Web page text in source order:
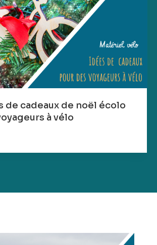
de cadeaux de noël écolo
à vélo